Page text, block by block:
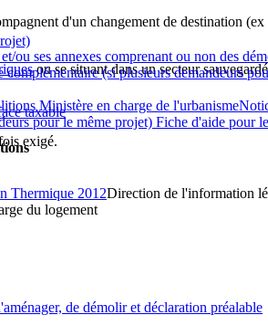
d'un changement de destination
ou se situant dans un secteur
exigé.
taxable
de démolir et déclaration préalable
ou ses annexes comprenant ou non des
(si plusieurs demandeurs
Ministère en charge de
pour le même projet) Fiche d'aide pour
Thermique 2012Direction de l'information
du logement